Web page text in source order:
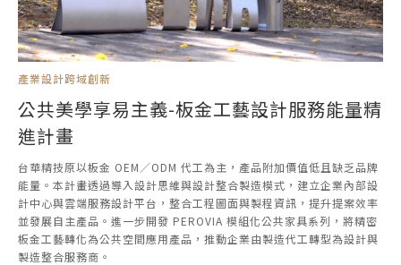
產業設計跨域創新
公共美學享易主義-板金工藝設計服務能量精
進計畫
台華精技原以板金 OEM／ODM 代工為主，產品附加價值低且缺乏品牌
能量。本計畫透過導入設計思維與設計整合製造模式，建立企業內部設
計中心與雲端服務設計平台，整合工程圖面與製程資訊，提升提案效率
並發展自主產品。進一步開發 PEROVIA 模組化公共家具系列，將精密
板金工藝轉化為公共空間應用產品，推動企業由製造代工轉型為設計與
製造整合服務商。